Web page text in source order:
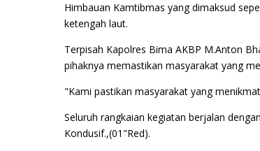
Himbauan Kamtibmas yang dimaksud
ketengah laut.
Terpisah Kapolres Bima AKBP M.Anton
pihaknya memastikan masyarakat yang
"Kami pastikan masyarakat yang
Seluruh rangkaian kegiatan berjalan
Kondusif.,(01"Red).